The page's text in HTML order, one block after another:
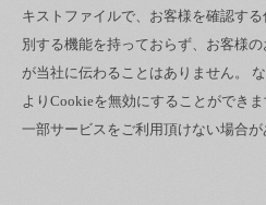
キストファイルで、お客様を確認す
別する機能を持っておらず、お客様
が当社に伝わることはありません。
よりCookieを無効にすることができ
一部サービスをご利用頂けない場合が